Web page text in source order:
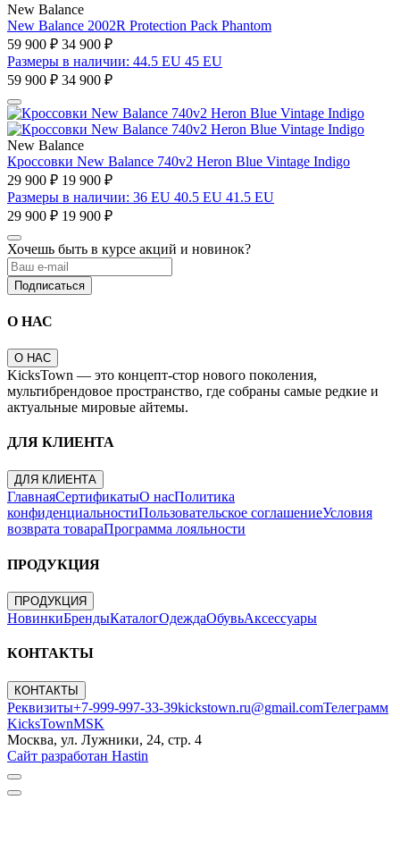
New Balance
New Balance 2002R Protection Pack Phantom
59 900 ₽ 34 900 ₽
Размеры в наличии: 44.5 EU 45 EU
59 900 ₽ 34 900 ₽
New Balance
Кроссовки New Balance 740v2 Heron Blue Vintage Indigo
29 900 ₽ 19 900 ₽
Размеры в наличии: 36 EU 40.5 EU 41.5 EU
29 900 ₽ 19 900 ₽
Хочешь быть в курсе акций и новинок?
Подписаться
О НАС
О НАС
KicksTown — это концепт-стор нового поколения,
мультибрендовое пространство, где собраны самые редкие и
актуальные мировые айтемы.
ДЛЯ КЛИЕНТА
ДЛЯ КЛИЕНТА
ГлавнаяСертификатыО насПолитика
конфиденциальностиПользовательское соглашениеУсловия
возврата товараПрограмма лояльности
ПРОДУКЦИЯ
ПРОДУКЦИЯ
НовинкиБрендыКаталогОдеждаОбувьАксессуары
КОНТАКТЫ
КОНТАКТЫ
Реквизиты+7-999-997-33-39kickstown.ru@gmail.comТелеграмм
KicksTownMSK
Москва, ул. Лужники, 24, стр. 4
Сайт разработан Hastin